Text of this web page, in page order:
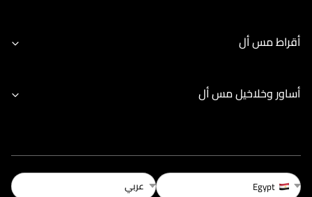
أقراط مس أل
أساور وخلاخيل مس أل
Egypt عربي